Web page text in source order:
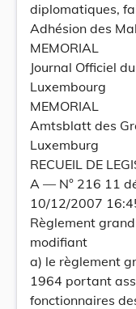
diplomatiques,
Adhésion des
MEMORIAL
Journal Officiel
Luxembourg
MEMORIAL
Amtsblatt des
Luxemburg
RECUEIL DE
A –– N° 216 11
10/12/2007
Règlement
modifiant
a) le règlement
1964 portant
fonctionnaires